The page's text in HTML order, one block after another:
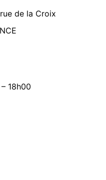
de la Croix
18h00